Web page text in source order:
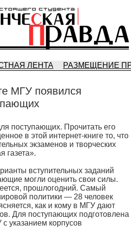
ЛЕНТА РАЗМЕЩЕНИЕ
МГУ появился
поступающих. Прочитать его
в этой интернет-книге то, что
экзаменов и творческих
газета».
вступительных заданий
могли оценить свои силы.
прошлогодний. Самый
политики — 28 человек
как и кому в МГУ дают
Для поступающих подготовлена
указанием корпусов